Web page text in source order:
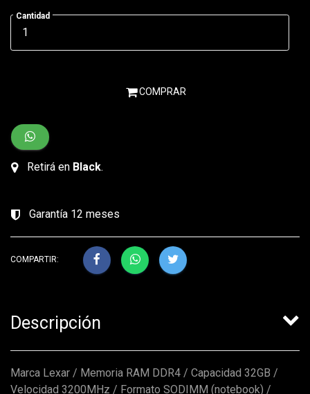
Cantidad
COMPRAR
Retirá en Black.
Garantía 12 meses
COMPARTIR:
Descripción
Marca Lexar / Memoria RAM DDR4 / Capacidad 32GB /
Velocidad 3200MHz / Formato SODIMM (notebook) /